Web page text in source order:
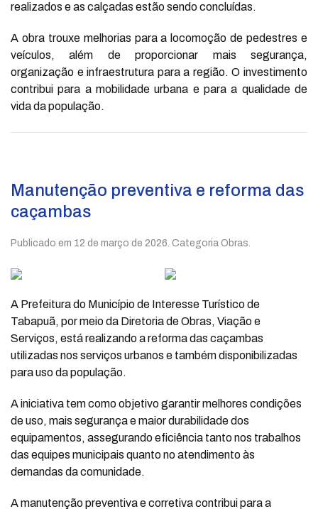
realizados e as calçadas estão sendo concluídas.
A obra trouxe melhorias para a locomoção de pedestres e
veículos, além de proporcionar mais segurança,
organização e infraestrutura para a região. O investimento
contribui para a mobilidade urbana e para a qualidade de
vida da população.
Manutenção preventiva e reforma das
caçambas
Publicado em 12 de março de 2026. Categoria Obras.
A Prefeitura do Município de Interesse Turístico de
Tabapuã, por meio da Diretoria de Obras, Viação e
Serviços, está realizando a reforma das caçambas
utilizadas nos serviços urbanos e também disponibilizadas
para uso da população.
A iniciativa tem como objetivo garantir melhores condições
de uso, mais segurança e maior durabilidade dos
equipamentos, assegurando eficiência tanto nos trabalhos
das equipes municipais quanto no atendimento às
demandas da comunidade.
A manutenção preventiva e corretiva contribui para a